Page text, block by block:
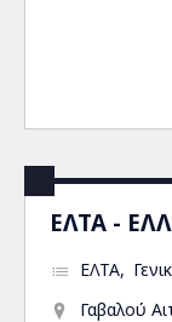
ΕΛΤΑ -
ΕΛΤΑ
Γαβαλού